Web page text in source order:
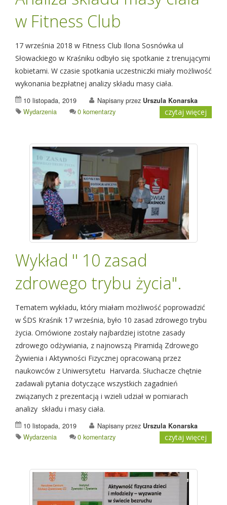
w Fitness Club
17 września 2018 w Fitness Club Ilona Sosnówka ul
Słowackiego w Kraśniku odbyło się spotkanie z trenującymi
kobietami. W czasie spotkania uczestniczki miały możliwość
wykonania bezpłatnej analizy składu masy ciała.
10 listopada, 2019 Napisany przez Urszula Konarska
Wydarzenia
0 komentarzy czytaj więcej
Wykład '' 10 zasad
zdrowego trybu życia".
Tematem wykładu, który miałam możliwość poprowadzić
w ŚDS Kraśnik 17 września, było 10 zasad zdrowego trybu
życia. Omówione zostały najbardziej istotne zasady
zdrowego odżywiania, z najnowszą Piramidą Zdrowego
Żywienia i Aktywności Fizycznej opracowaną przez
naukowców z Uniwersytetu Harvarda. Słuchacze chętnie
zadawali pytania dotyczące wszystkich zagadnień
związanych z prezentacją i wzieli udział w pomiarach
analizy składu i masy ciała.
10 listopada, 2019 Napisany przez Urszula Konarska
Wydarzenia
0 komentarzy czytaj więcej